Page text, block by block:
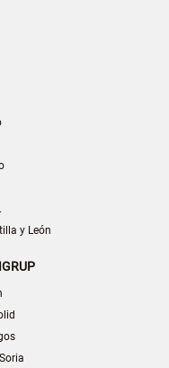
y León